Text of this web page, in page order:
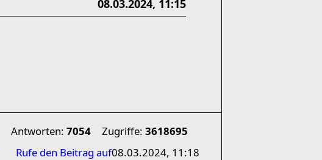
08.03.2024, 11:15
Antworten: 7054 Zugriffe: 3618695
08.03.2024, 11:18
Rufe den Beitrag auf